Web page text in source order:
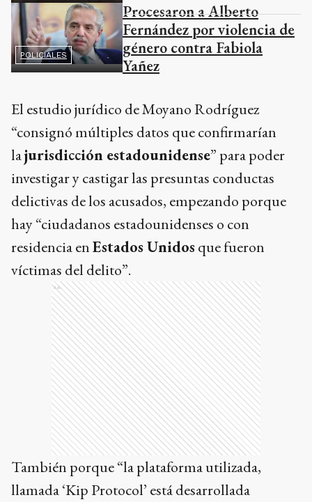
POLICIALES
Procesaron a Alberto
Fernández por violencia de
género contra Fabiola
Yañez
El estudio jurídico de Moyano Rodríguez
“consignó múltiples datos que confirmarían
lajurisdicción estadounidense” para poder
investigar y castigar las presuntas conductas
delictivas de los acusados, empezando porque
hay “ciudadanos estadounidenses o con
residencia enEstados Unidos que fueron
víctimas del delito”.
Ads
También porque “la plataforma utilizada,
llamada ‘Kip Protocol’ está desarrollada